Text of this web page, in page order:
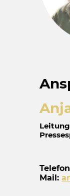
Mail: